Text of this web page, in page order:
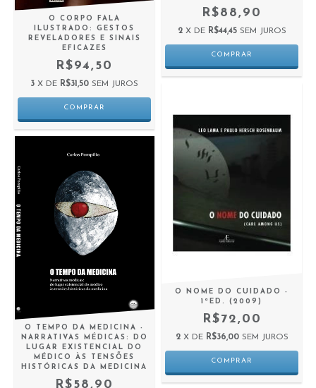
O CORPO FALA
ILUSTRADO: GESTOS
REVELADORES E SINAIS
EFICAZES
R$94,50
3 X DE R$31,50 SEM JUROS
R$88,90
2 X DE R$44,45 SEM JUROS
O TEMPO DA MEDICINA -
NARRATIVAS MÉDICAS: DO
LUGAR EXISTENCIAL DO
MÉDICO ÀS TENSÕES
HISTÓRICAS DA MEDICINA
R$58,90
O NOME DO CUIDADO -
1ªED. (2009)
R$72,00
2 X DE R$36,00 SEM JUROS